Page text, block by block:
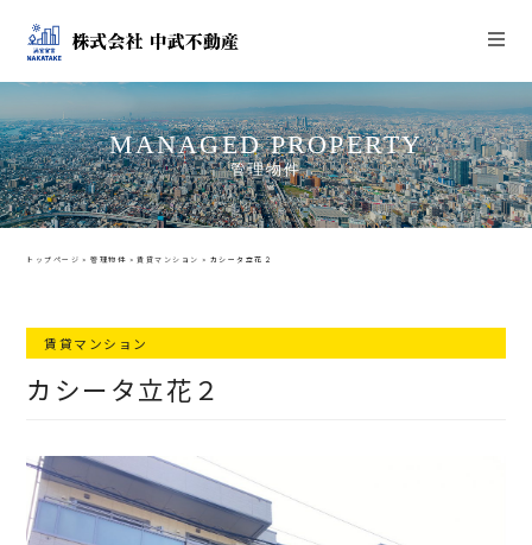
MANAGED PROPERTY
管理物件
トップページ >管理物件 >賃貸マンション > カシータ立花２
賃貸マンション
カシータ立花２